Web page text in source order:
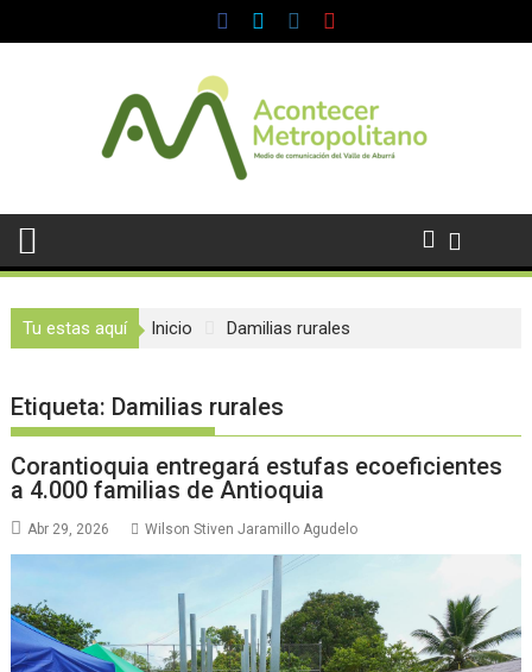
al
Tu estas aquí Inicio Damilias rurales
Etiqueta: Damilias rurales
Corantioquia entregará estufas ecoeficientes
a 4.000 familias de Antioquia
Abr 29, 2026 Wilson Stiven Jaramillo Agudelo